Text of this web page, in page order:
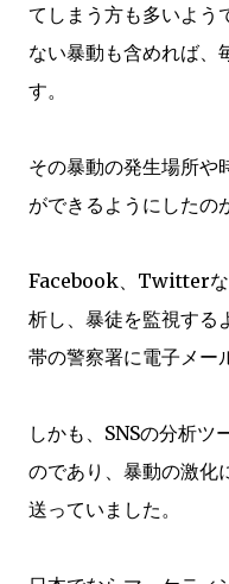
てしまう方も多いよう
ない暴動も含めれば、
す。
その暴動の発生場所や
ができるようにしたの
Facebook、Twitterな
析し、暴徒を監視する
帯の警察署に電子メー
しかも、SNSの分析ツ
のであり、暴動の激化
送っていました。